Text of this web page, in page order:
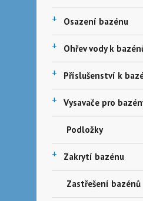
+ Osazení bazénu
+ Ohřev vody k
+ Příslušenství k
+ Vysavače pro
Podložky
+ Zakrytí bazénu
Zastřešení bazénů